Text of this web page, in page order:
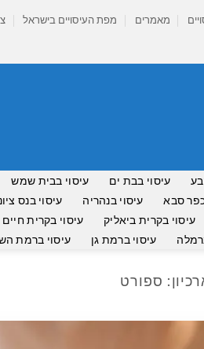
מאמרים מפת העיסויים בישראל
עיסוי בבת ים עיסוי בבית שמש
סבא עיסוי בנהריה עיסוי בנס
עיסוי בקרית ביאליק עיסוי בקרית חיים
עיסוי ברמת גן עיסוי ברמת
ספורט